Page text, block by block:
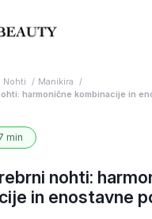
Nohti
Manikira
harmonične kombinacije in
min
nohti:
in enostavne